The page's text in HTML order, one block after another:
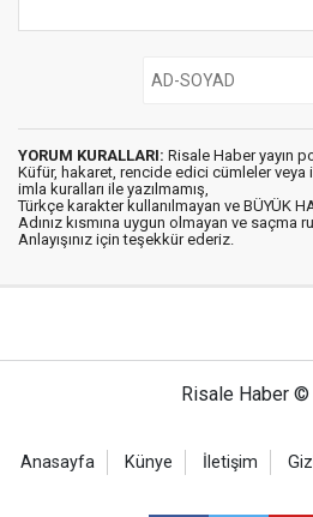
YORUM KURALLARI: Risale Haber yayın
Küfür, hakaret, rencide edici cümleler veya
imla kuralları ile yazılmamış,
Türkçe karakter kullanılmayan ve BÜYÜK
Adınız kısmına uygun olmayan ve saçma
Anlayışınız için teşekkür ederiz.
Risale Haber ©
Anasayfa Künye İletişim